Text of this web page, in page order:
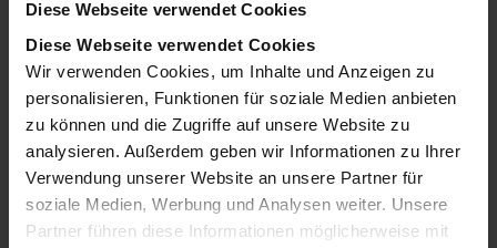
Diese Webseite verwendet Cookies
Diese Webseite verwendet Cookies
Wir verwenden Cookies, um Inhalte und Anzeigen zu
personalisieren, Funktionen für soziale Medien anbieten
zu können und die Zugriffe auf unsere Website zu
analysieren. Außerdem geben wir Informationen zu Ihrer
Verwendung unserer Website an unsere Partner für
soziale Medien, Werbung und Analysen weiter. Unsere
Partner führen diese Informationen möglicherweise mit
mit einem strategischen Thema befassen: Wie
können Sie Künstliche Intelligenz als
Innovationsmotor nutzen, um Ihre Projekte zu
beschleunigen?
Eine Randbemerkung
zur „KI-Analyse“